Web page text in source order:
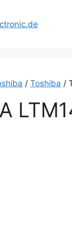
/ Toshiba /